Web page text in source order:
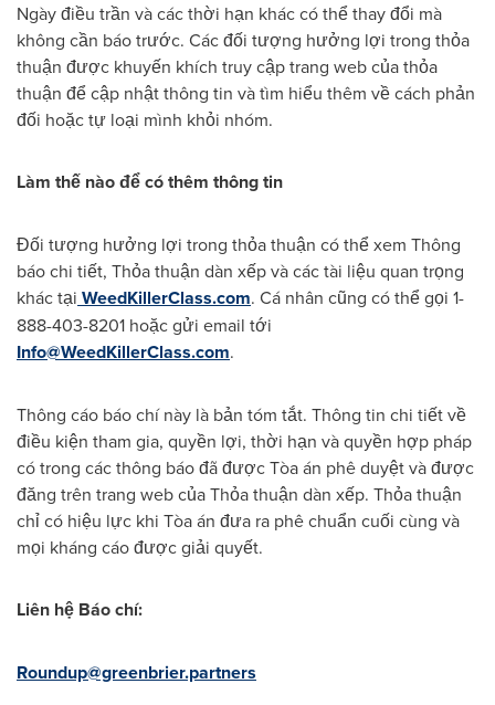
Ngày điều trần và các thời hạn khác có thể thay đổi mà
không cần báo trước. Các đối tượng hưởng lợi trong thỏa
thuận được khuyến khích truy cập trang web của thỏa
thuận để cập nhật thông tin và tìm hiểu thêm về cách phản
đối hoặc tự loại mình khỏi nhóm.
Làm thế nào để có thêm thông tin
Đối tượng hưởng lợi trong thỏa thuận có thể xem Thông
báo chi tiết, Thỏa thuận dàn xếp và các tài liệu quan trọng
khác tại WeedKillerClass.com. Cá nhân cũng có thể gọi 1-
888-403-8201 hoặc gửi email tới
Info@WeedKillerClass.com.
Thông cáo báo chí này là bản tóm tắt. Thông tin chi tiết về
điều kiện tham gia, quyền lợi, thời hạn và quyền hợp pháp
có trong các thông báo đã được Tòa án phê duyệt và được
đăng trên trang web của Thỏa thuận dàn xếp. Thỏa thuận
chỉ có hiệu lực khi Tòa án đưa ra phê chuẩn cuối cùng và
mọi kháng cáo được giải quyết.
Liên hệ Báo chí:
Roundup@greenbrier.partners